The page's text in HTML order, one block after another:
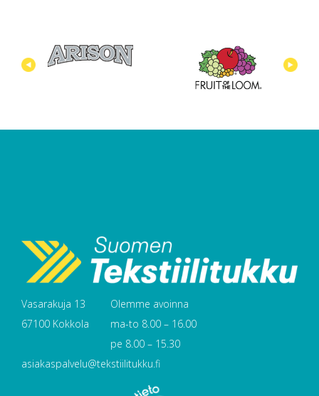
Vasarakuja 13
67100 Kokkola
Olemme avoinna
ma-to 8.00 – 16.00
pe 8.00 – 15.30
asiakaspalvelu@tekstiilitukku.fi